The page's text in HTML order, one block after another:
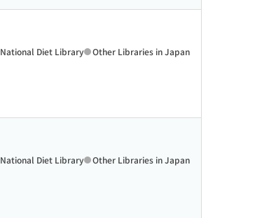
National Diet Library Other Libraries in Japan
National Diet Library Other Libraries in Japan